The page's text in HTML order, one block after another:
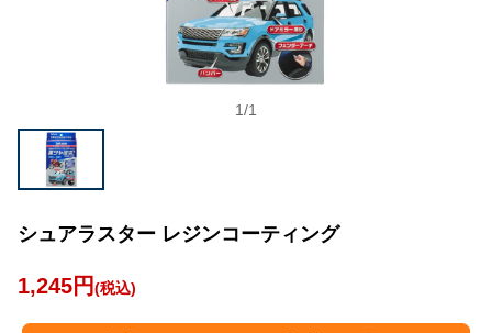
1/1
シュアラスター レジンコーティング
1,245円(税込)